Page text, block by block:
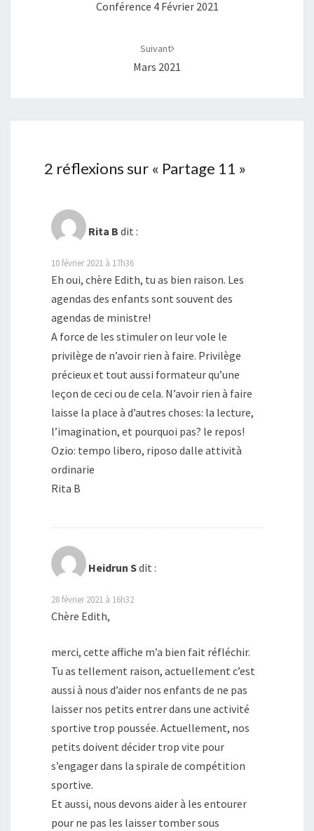
Conférence 4 Février 2021
Suivant
Mars 2021
2 réflexions sur « Partage 11 »
Rita B dit :
10 février 2021 à 17h36
Eh oui, chère Edith, tu as bien raison. Les
agendas des enfants sont souvent des
agendas de ministre!
A force de les stimuler on leur vole le
privilège de n’avoir rien à faire. Privilège
précieux et tout aussi formateur qu’une
leçon de ceci ou de cela. N’avoir rien à faire
laisse la place à d’autres choses: la lecture,
l’imagination, et pourquoi pas? le repos!
Ozio: tempo libero, riposo dalle attività
ordinarie
Rita B
Heidrun Sdit :
28 février 2021 à 16h32
Chère Edith,
merci, cette affiche m’a bien fait réfléchir.
Tu as tellement raison, actuellement c’est
aussi à nous d’aider nos enfants de ne pas
laisser nos petits entrer dans une activité
sportive trop poussée. Actuellement, nos
petits doivent décider trop vite pour
s’engager dans la spirale de compétition
sportive.
Et aussi, nous devons aider à les entourer
pour ne pas les laisser tomber sous